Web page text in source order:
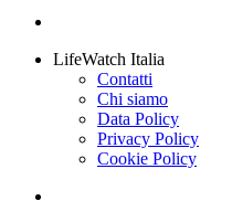
LifeWatch Italia
Contatti
Chi siamo
Data Policy
Privacy Policy
Cookie Policy